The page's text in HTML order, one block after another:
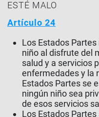
ESTÉ MALO
Artículo 24
Los Estados
niño al disfrute del
salud y a servicios
enfermedades y la
Estados Partes se
ningún niño sea
de esos servicios
Los Estados